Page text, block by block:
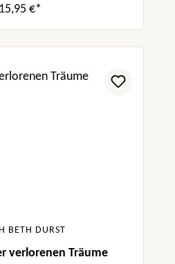
15,95 €*
BETH DURST
verlorenen Träume